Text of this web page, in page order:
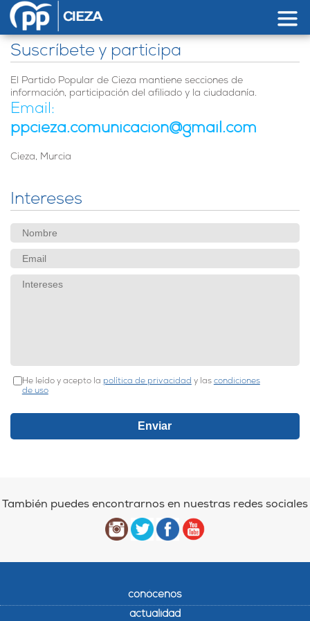
Pasar al contenido principal
Suscríbete y participa
El Partido Popular de Cieza mantiene secciones de
información, participación del afiliado y la ciudadanía.
Email:
ppcieza.comunicacion@gmail.com
Cieza, Murcia
Intereses
He leído y acepto la política de privacidad y las condiciones
de uso
También puedes encontrarnos en nuestras redes sociales
conócenos
actualidad